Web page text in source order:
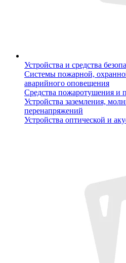
Устройства и средства
Системы пожарной,
аварийного оповещения
Средства пожаротушения и
Устройства заземления,
перенапряжений
Устройства оптической и